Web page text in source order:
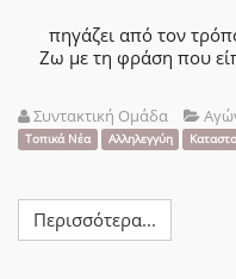
πηγάζει από τον
Ζω με τη φράση που
Συντακτική Ομάδα
Τοπικά Νέα Αλληλεγγύη
Περισσότερα...